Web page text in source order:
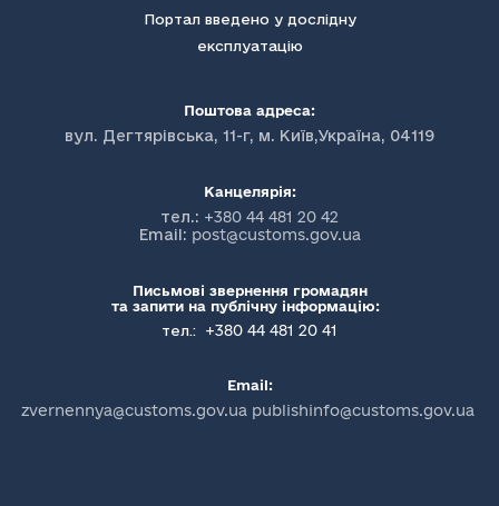
Портал введено у дослідну
експлуатацію
Поштова адреса:
вул. Дегтярівська, 11-г, м. Київ,Україна, 04119
Канцелярія:
тел.: +380 44 481 20 42
Email: post@customs.gov.ua
Письмові звернення громадян
та запити на публічну інформацію:
тел.:
+380 44 481 20 41
Email:
zvernennya@customs.gov.ua publishinfo@customs.gov.ua